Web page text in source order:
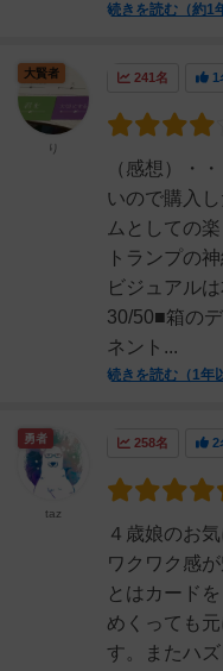
続きを読む（約1
241名 1
（感想）・
いので購入
ムとしての
トランプの
ビジュアル
30/50■箱の
ネント...
続きを読む（1年
大賢者
り
258名 2
４歳娘のお
ワクワク感
とはカード
めくっても
す。またハ
勇者
taz